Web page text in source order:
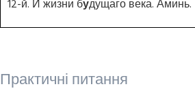
12-й. И жизни будущаго века. Аминь.
Практичні питання